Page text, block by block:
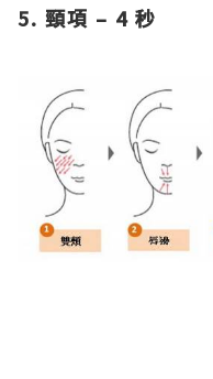
5. 頸項 – 4 秒